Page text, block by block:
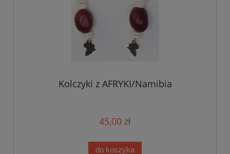
Kolczyki z AFRYKI/Namibia
45,00 zł
do koszyka